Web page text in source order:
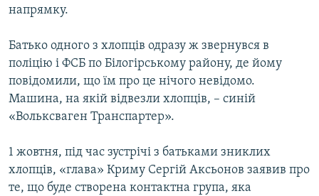
напрямку.
Батько одного з хлопців одразу ж звернувся в
поліцію і ФСБ по Білогірському району, де йому
повідомили, що їм про це нічого невідомо.
Машина, на якій відвезли хлопців, – синій
«Вольксваген Транспартер».
1 жовтня, під час зустрічі з батьками зниклих
хлопців, «глава» Криму Сергій Аксьонов заявив про
те, що буде створена контактна група, яка